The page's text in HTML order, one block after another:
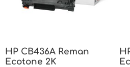
HP CB436A Reman
Ecotone 2K